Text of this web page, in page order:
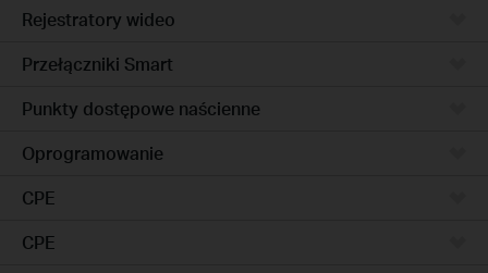
Rejestratory wideo
Przełączniki Smart
Punkty dostępowe naścienne
Oprogramowanie
CPE
CPE